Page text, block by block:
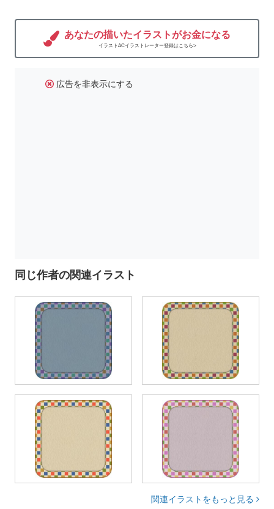
あなたの描いたイラストがお金になる
イラストACイラストレーター登録はこちら>
広告を非表示にする
同じ作者の関連イラスト
関連イラストをもっと見る